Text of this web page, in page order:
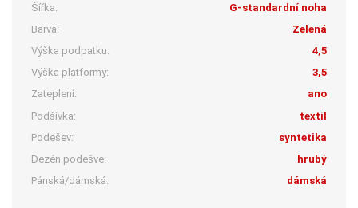
Šířka:
G-standardní noha
Barva:
Zelená
Výška podpatku:
4,5
Výška platformy:
3,5
Zateplení:
ano
Podšívka:
textil
Podešev:
syntetika
Dezén podešve:
hrubý
Pánská/dámská:
dámská